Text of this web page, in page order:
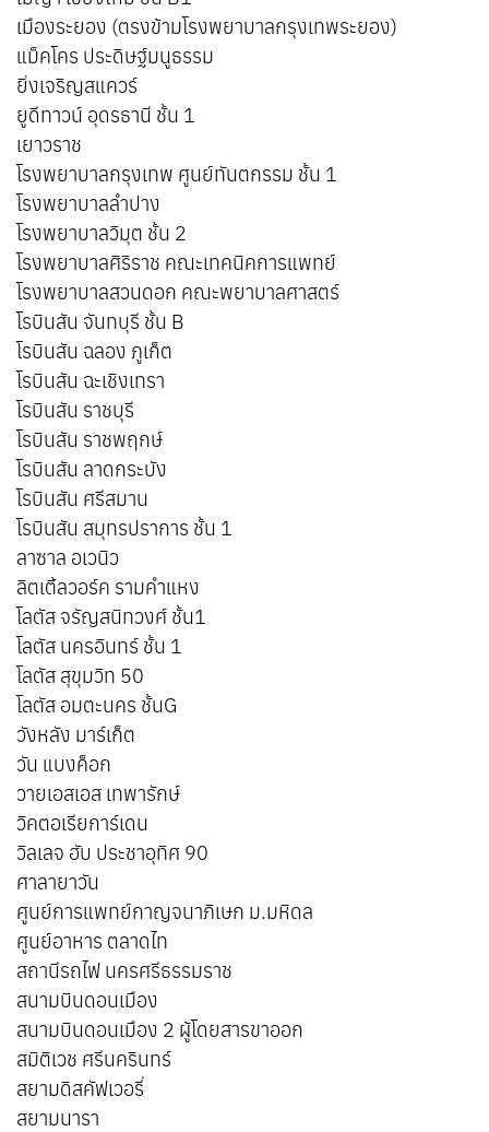
เมืองระยอง (ตรงข้ามโรงพยาบาลกรุงเทพระยอง)
แม็คโคร ประดิษฐ์มนูธรรม
ยิ่งเจริญสแควร์
ยูดีทาวน์ อุดรธานี ชั้น 1
เยาวราช
โรงพยาบาลกรุงเทพ ศูนย์ทันตกรรม ชั้น 1
โรงพยาบาลลำปาง
โรงพยาบาลวิมุต ชั้น 2
โรงพยาบาลศิริราช คณะเทคนิคการแพทย์
โรงพยาบาลสวนดอก คณะพยาบาลศาสตร์
โรบินสัน จันทบุรี ชั้น B
โรบินสัน ฉลอง ภูเก็ต
โรบินสัน ฉะเชิงเทรา
โรบินสัน ราชบุรี
โรบินสัน ราชพฤกษ์
โรบินสัน ลาดกระบัง
โรบินสัน ศรีสมาน
โรบินสัน สมุทรปราการ ชั้น 1
ลาซาล อเวนิว
ลิตเติ้ลวอร์ค รามคำแหง
โลตัส จรัญสนิทวงศ์ ชั้น1
โลตัส นครอินทร์ ชั้น 1
โลตัส สุขุมวิท 50
โลตัส อมตะนคร ชั้นG
วังหลัง มาร์เก็ต
วัน แบงค็อก
วายเอสเอส เทพารักษ์
วิคตอเรียการ์เดน
วิลเลจ ฮับ ประชาอุทิศ 90
ศาลายาวัน
ศูนย์การแพทย์กาญจนาภิเษก ม.มหิดล
ศูนย์อาหาร ตลาดไท
สถานีรถไฟ นครศรีธรรมราช
สนามบินดอนเมือง
สนามบินดอนเมือง 2 ผู้โดยสารขาออก
สมิติเวช ศรีนครินทร์
สยามดิสคัฟเวอรี่
สยามนารา